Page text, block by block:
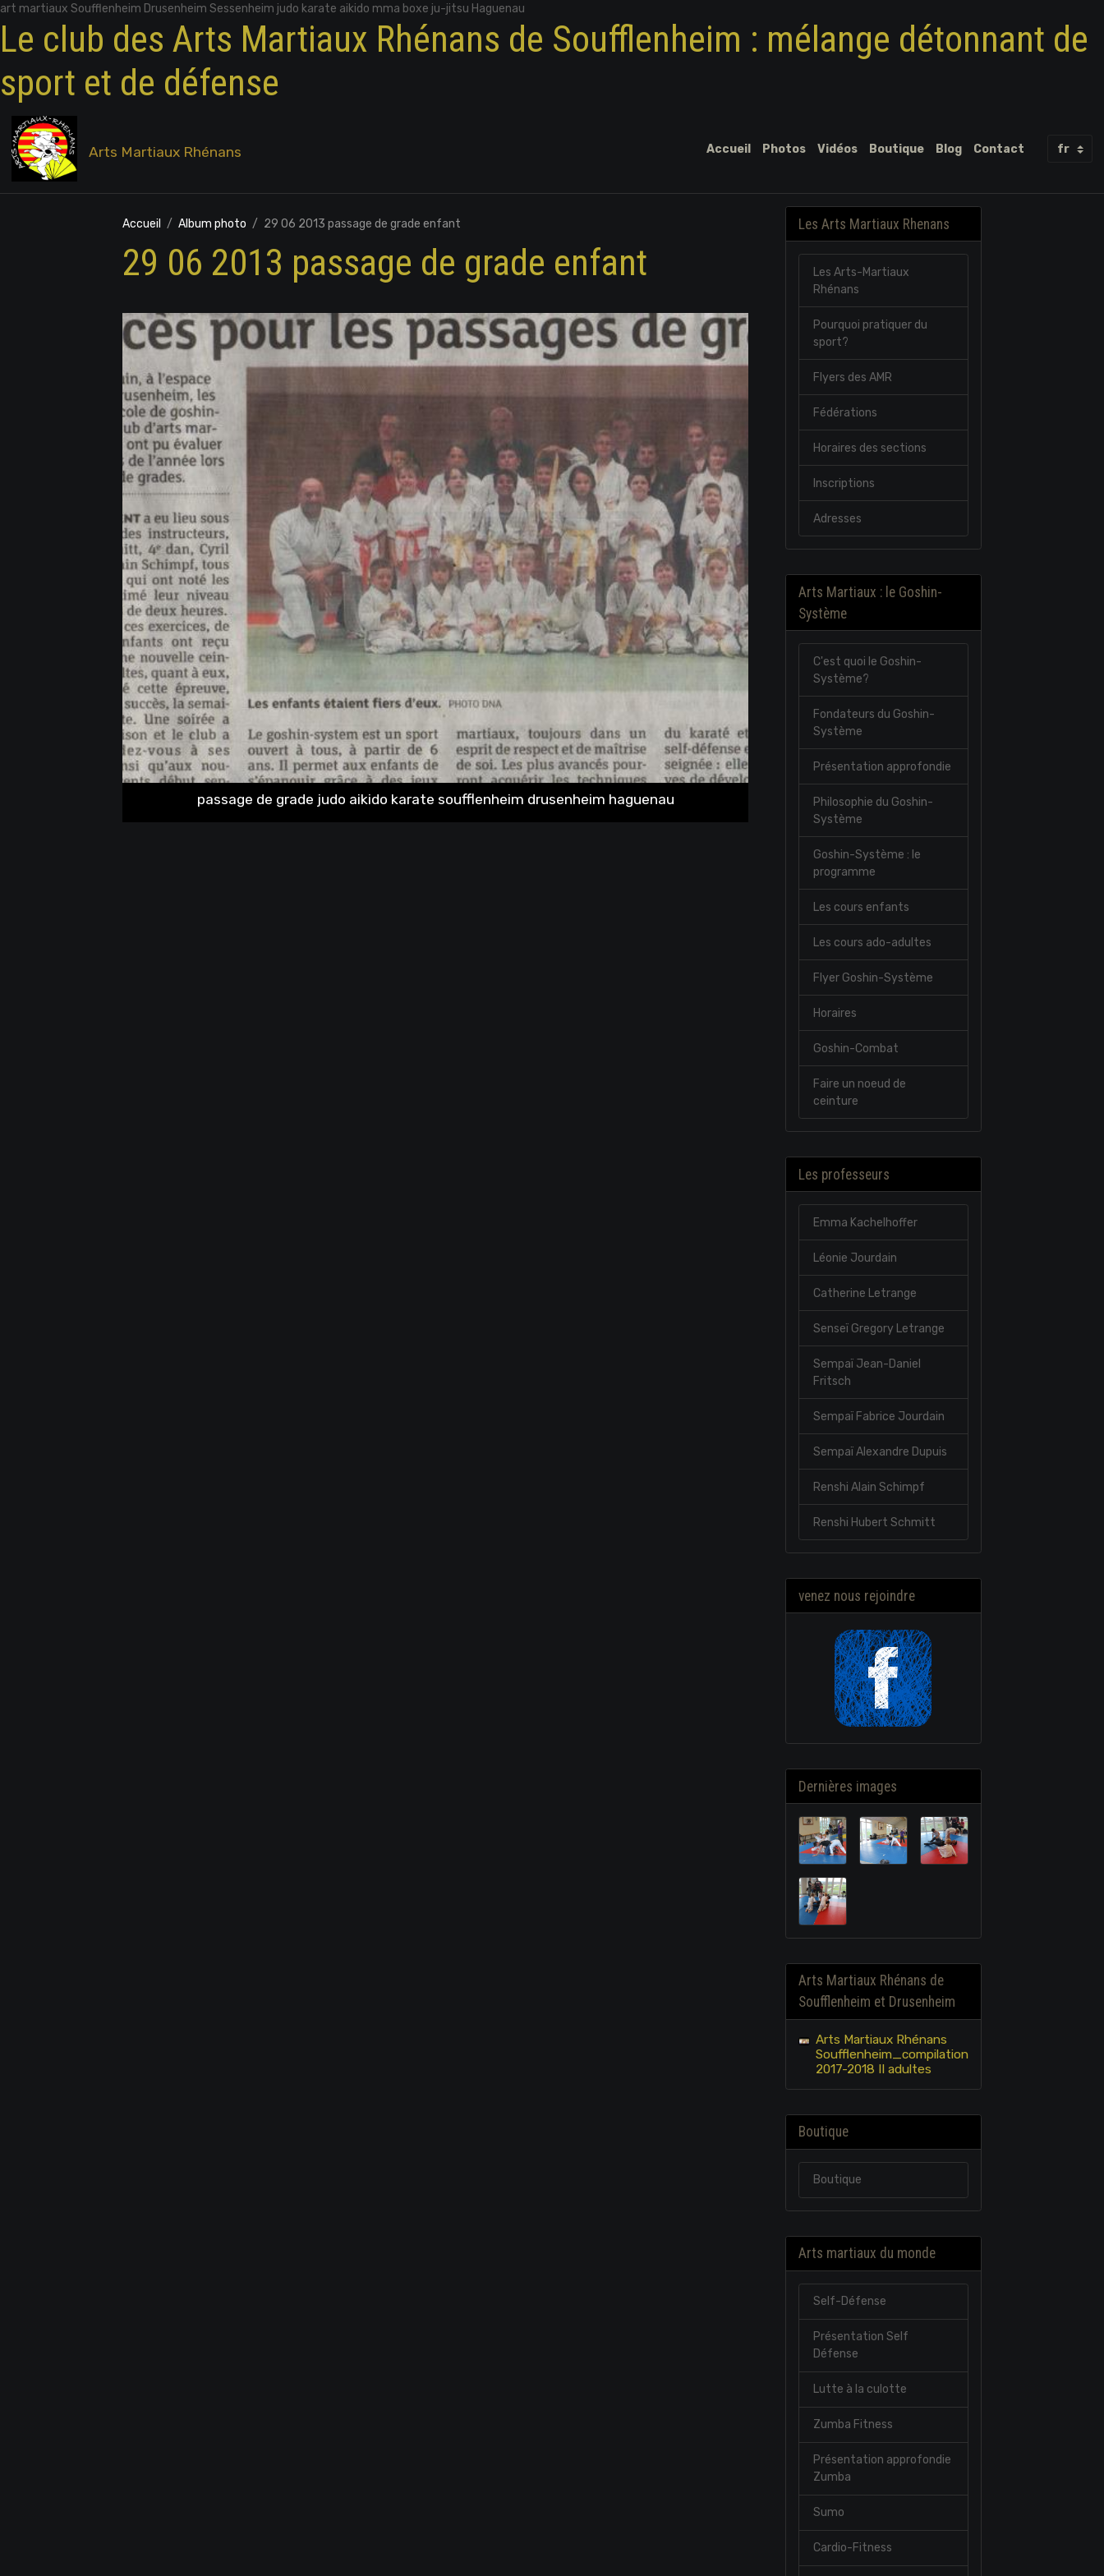
art martiaux Soufflenheim Drusenheim Sessenheim judo karate aikido mma boxe ju-jitsu Haguenau
Le club des Arts Martiaux Rhénans de Soufflenheim : mélange détonnant de
sport et de défense
Arts Martiaux Rhénans Accueil Photos Vidéos Boutique Blog Contact
Accueil Album photo 29 06 2013 passage de grade enfant
29 06 2013 passage de grade enfant
passage de grade judo aikido karate soufflenheim drusenheim haguenau
Les Arts Martiaux Rhenans
Les Arts-Martiaux
Rhénans
Pourquoi pratiquer du
sport?
Flyers des AMR
Fédérations
Horaires des sections
Inscriptions
Adresses
Arts Martiaux : le Goshin-
Système
C'est quoi le Goshin-
Système?
Fondateurs du Goshin-
Système
Présentation approfondie
Philosophie du Goshin-
Système
Goshin-Système : le
programme
Les cours enfants
Les cours ado-adultes
Flyer Goshin-Système
Horaires
Goshin-Combat
Faire un noeud de
ceinture
Les professeurs
Emma Kachelhoffer
Léonie Jourdain
Catherine Letrange
Senseï Gregory Letrange
Sempaï Jean-Daniel
Fritsch
Sempaï Fabrice Jourdain
Sempaï Alexandre Dupuis
Renshi Alain Schimpf
Renshi Hubert Schmitt
venez nous rejoindre
Dernières images
Arts Martiaux Rhénans de
Soufflenheim et Drusenheim
Arts Martiaux Rhénans
Soufflenheim_compilation
2017-2018 II adultes
Boutique
Boutique
Arts martiaux du monde
Self-Défense
Présentation Self
Défense
Lutte à la culotte
Zumba Fitness
Présentation approfondie
Zumba
Sumo
Cardio-Fitness